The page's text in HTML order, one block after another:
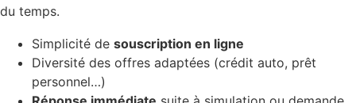
du temps.
Simplicité de souscription en ligne
Diversité des offres adaptées (crédit auto, prêt
personnel…)